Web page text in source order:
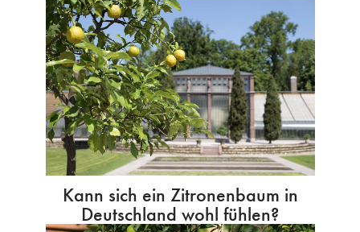
Kann sich ein Zitronenbaum in
Deutschland wohl fühlen?